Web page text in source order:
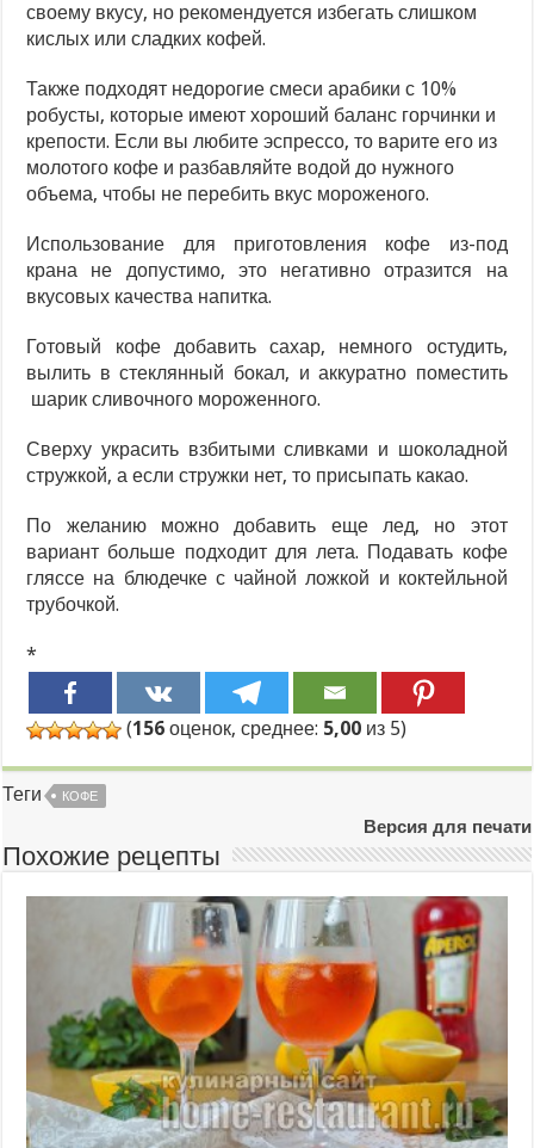
своему вкусу, но рекомендуется избегать слишком
кислых или сладких кофей.
Также подходят недорогие смеси арабики с 10%
робусты, которые имеют хороший баланс горчинки и
крепости. Если вы любите эспрессо, то варите его из
молотого кофе и разбавляйте водой до нужного
объема, чтобы не перебить вкус мороженого.
Использование для приготовления кофе из-под
крана не допустимо, это негативно отразится на
вкусовых качества напитка.
Готовый кофе добавить сахар, немного остудить,
вылить в стеклянный бокал, и аккуратно поместить
шарик сливочного мороженного.
Сверху украсить взбитыми сливками и шоколадной
стружкой, а если стружки нет, то присыпать какао.
По желанию можно добавить еще лед, но этот
вариант больше подходит для лета. Подавать кофе
гляссе на блюдечке с чайной ложкой и коктейльной
трубочкой.
*
(156 оценок, среднее: 5,00 из 5)
Теги КОФЕ
Версия для печати
Похожие рецепты